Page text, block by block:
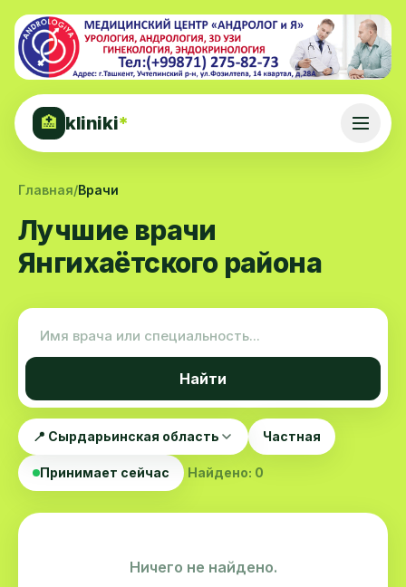
🏥 kliniki*
Главная/Врачи
Лучшие врачи
Янгихаётского района
Найти
📍 Сырдарьинская область Частная
Принимает сейчас Найдено: 0
Ничего не найдено.